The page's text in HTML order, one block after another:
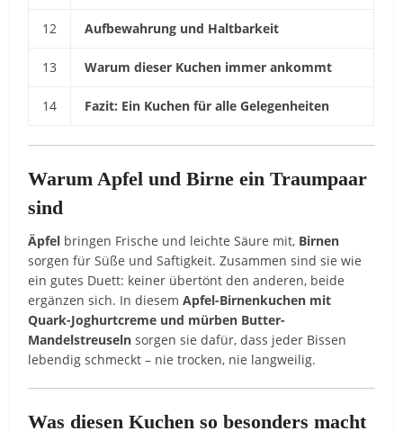
12 Aufbewahrung und Haltbarkeit
13 Warum dieser Kuchen immer ankommt
14 Fazit: Ein Kuchen für alle Gelegenheiten
Warum Apfel und Birne ein Traumpaar
sind
Äpfel bringen Frische und leichte Säure mit, Birnen
sorgen für Süße und Saftigkeit. Zusammen sind sie wie
ein gutes Duett: keiner übertönt den anderen, beide
ergänzen sich. In diesemApfel-Birnenkuchen mit
Quark-Joghurtcreme und mürben Butter-
Mandelstreuseln sorgen sie dafür, dass jeder Bissen
lebendig schmeckt – nie trocken, nie langweilig.
Was diesen Kuchen so besonders macht